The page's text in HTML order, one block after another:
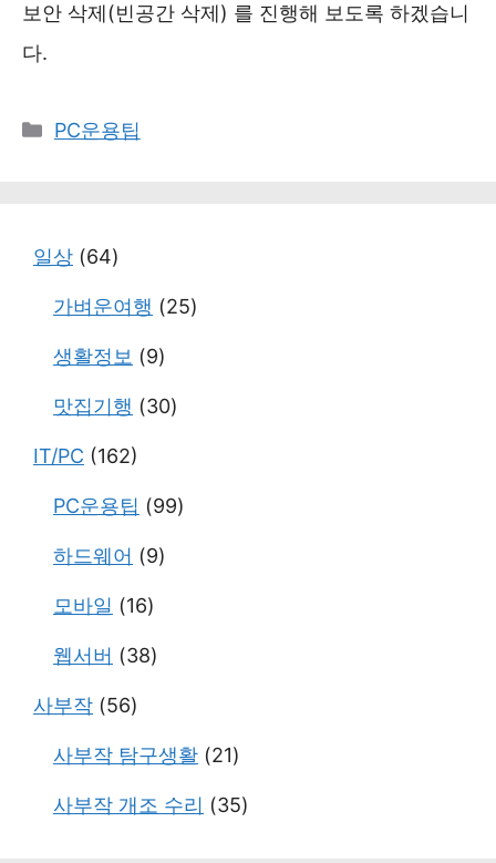
보안 삭제(빈공간 삭제) 를 진행해 보도록 하겠습니
다.
카
PC운용팁
일상 (64)
가벼운여행 (25)
생활정보 (9)
맛집기행 (30)
IT/PC (162)
PC운용팁 (99)
하드웨어 (9)
모바일 (16)
웹서버 (38)
사부작 (56)
사부작 탐구생활 (21)
사부작 개조 수리 (35)